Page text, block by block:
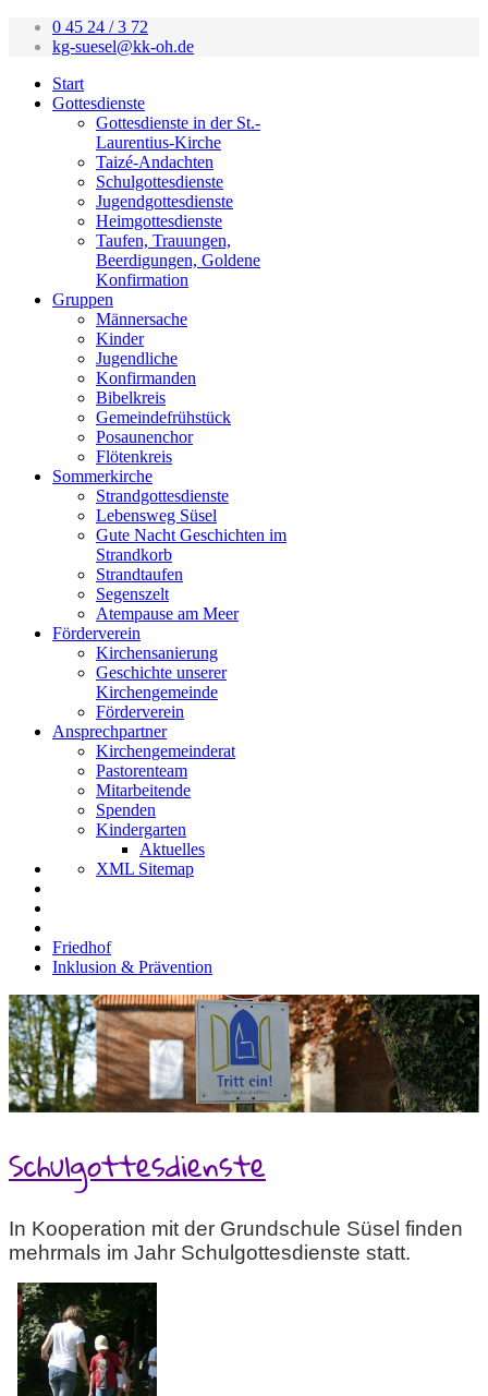
0 45 24 / 3 72
kg-suesel@kk-oh.de
Start
Gottesdienste
Gottesdienste in der St.-
Laurentius-Kirche
Taizé-Andachten
Schulgottesdienste
Jugendgottesdienste
Heimgottesdienste
Taufen, Trauungen,
Beerdigungen, Goldene
Konfirmation
Gruppen
Männersache
Kinder
Jugendliche
Konfirmanden
Bibelkreis
Gemeindefrühstück
Posaunenchor
Flötenkreis
Sommerkirche
Strandgottesdienste
Lebensweg Süsel
Gute Nacht Geschichten im
Strandkorb
Strandtaufen
Segenszelt
Atempause am Meer
Förderverein
Kirchensanierung
Geschichte unserer
Kirchengemeinde
Förderverein
Ansprechpartner
Kirchengemeinderat
Pastorenteam
Mitarbeitende
Spenden
Kindergarten
Aktuelles
XML Sitemap
Friedhof
Inklusion & Prävention
Schulgottesdienste
In Kooperation mit der Grundschule Süsel finden
mehrmals im Jahr Schulgottesdienste statt.